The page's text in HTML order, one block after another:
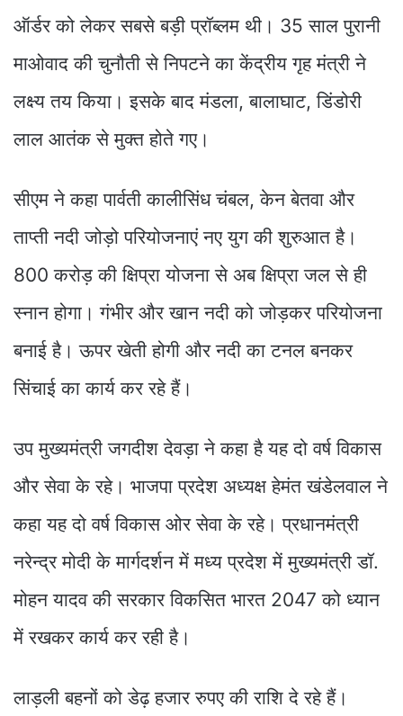
ऑर्डर को लेकर सबसे बड़ी प्रॉब्लम थी। 35 साल पुरानी
माओवाद की चुनौती से निपटने का केंद्रीय गृह मंत्री ने
लक्ष्य तय किया। इसके बाद मंडला, बालाघाट, डिंडोरी
लाल आतंक से मुक्त होते गए।
सीएम ने कहा पार्वती कालीसिंध चंबल, केन बेतवा और
ताप्ती नदी जोड़ो परियोजनाएं नए युग की शुरुआत है।
800 करोड़ की क्षिप्रा योजना से अब क्षिप्रा जल से ही
स्नान होगा। गंभीर और खान नदी को जोड़कर परियोजना
बनाई है। ऊपर खेती होगी और नदी का टनल बनकर
सिंचाई का कार्य कर रहे हैं।
उप मुख्यमंत्री जगदीश देवड़ा ने कहा है यह दो वर्ष विकास
और सेवा के रहे। भाजपा प्रदेश अध्यक्ष हेमंत खंडेलवाल ने
कहा यह दो वर्ष विकास ओर सेवा के रहे। प्रधानमंत्री
नरेन्द्र मोदी के मार्गदर्शन में मध्य प्रदेश में मुख्यमंत्री डॉ.
मोहन यादव की सरकार विकसित भारत 2047 को ध्यान
में रखकर कार्य कर रही है।
लाड़ली बहनों को डेढ़ हजार रुपए की राशि दे रहे हैं।